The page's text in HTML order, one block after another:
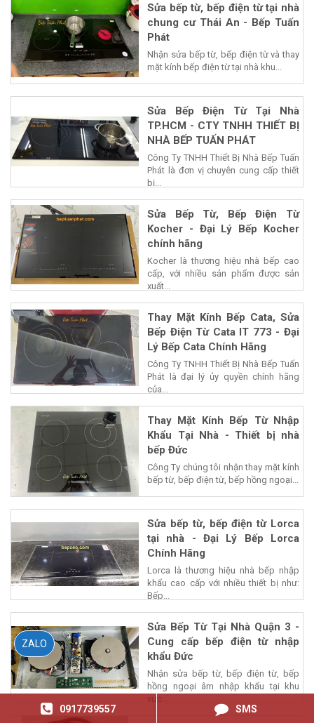
Sửa bếp từ, bếp điện từ tại nhà
chung cư Thái An - Bếp Tuấn
Phát
Nhận sửa bếp từ, bếp điện từ và thay
mặt kính bếp điện từ tại nhà khu...
Sửa Bếp Điện Từ Tại Nhà
TP.HCM - CTY TNHH THIẾT BỊ
NHÀ BẾP TUẤN PHÁT
Công Ty TNHH Thiết Bị Nhà Bếp Tuấn
Phát là đơn vị chuyên cung cấp thiết
bị...
Sửa Bếp Từ, Bếp Điện Từ
Kocher - Đại Lý Bếp Kocher
chính hãng
Kocher là thương hiệu nhà bếp cao
cấp, với nhiều sản phẩm được sản
xuất...
Thay Mặt Kính Bếp Cata, Sửa
Bếp Điện Từ Cata IT 773 - Đại
Lý Bếp Cata Chính Hãng
Công Ty TNHH Thiết Bị Nhà Bếp Tuấn
Phát là đại lý ủy quyền chính hãng
của...
Thay Mặt Kính Bếp Từ Nhập
Khẩu Tại Nhà - Thiết bị nhà
bếp Đức
Công Ty chúng tôi nhận thay mặt kính
bếp từ, bếp điện từ, bếp hồng ngoại...
Sửa bếp từ, bếp điện từ Lorca
tại nhà - Đại Lý Bếp Lorca
Chính Hãng
Lorca là thương hiệu nhà bếp nhập
khẩu cao cấp với nhiều thiết bị như:
Bếp...
Sửa Bếp Từ Tại Nhà Quận 3 -
Cung cấp bếp điện từ nhập
khẩu Đức
Nhận sửa bếp từ, bếp điện từ, bếp
hồng ngoại âm nhập khẩu tại khu
0917739557 SMS
ZALO